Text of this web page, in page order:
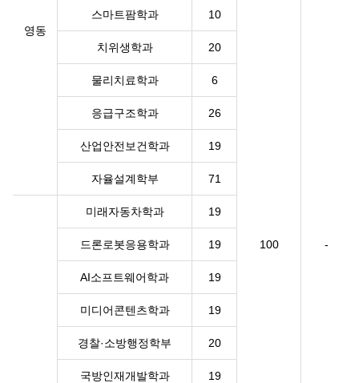
영동
100 -
스마트팜학과 10
치위생학과 20
물리치료학과 6
응급구조학과 26
산업안전보건학과 19
자율설계학부 71
미래자동차학과 19
드론로봇응용학과 19
AI소프트웨어학과 19
미디어콘텐츠학과 19
경찰·소방행정학부 20
국방인재개발학과 19